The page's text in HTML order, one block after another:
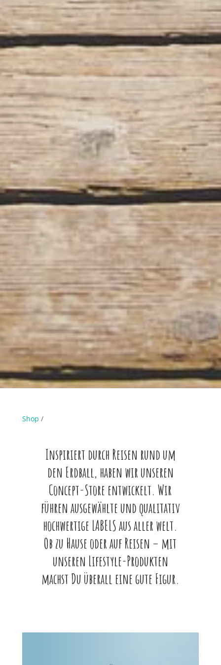
Shop /
Inspiriert durch Reisen rund um
den Erdball, haben wir unseren
Concept-Store entwickelt. Wir
führen ausgewählte und qualitativ
hochwertige LABELS aus aller welt.
Ob zu Hause oder auf Reisen – mit
unseren Lifestyle-Produkten
machst Du überall eine gute Figur.